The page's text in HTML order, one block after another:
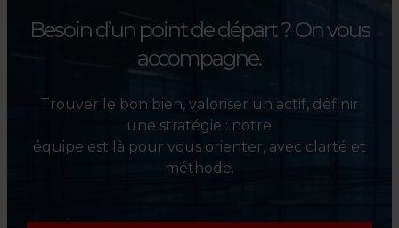
Besoin d’un point de départ ?On vous
accompagne.
Trouver le bon bien, valoriser un actif, définir
une stratégie : notre
équipe est là pour vous orienter, avec clarté et
méthode.